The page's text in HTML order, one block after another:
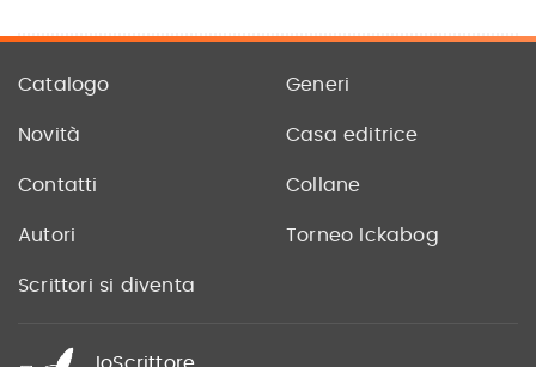
Catalogo Generi
Novità Casa editrice
Contatti Collane
Autori Torneo Ickabog
Scrittori si diventa